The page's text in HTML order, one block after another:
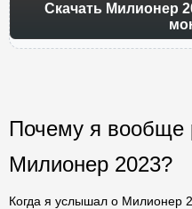
Скачать Милионер
Почему я вообще
Милионер 2023?
Когда я услышал о Милионер